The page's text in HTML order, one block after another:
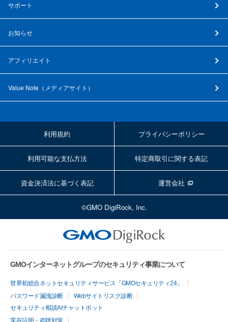
サポート
お知らせ
アフィリエイト
Value Note（ メディアサイト ）
利用規約 プライバシーポリシー
利用可能な支払方法 特定商取引に関する表記
資金決済法に基づく表記 運営会社
©GMO DigiRock, Inc.
GMOインターネットグループのセキュリティ事業について
世界初総合ネットセキュリティサービス「GMOセキュリティ24」
パスワード漏洩診断
Webサイトリスク診断
セキュリティ相談AIチャットボット
実在証明・盗聴対策